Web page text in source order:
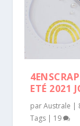
ETÉ 2021
parAustrale |
Tags | 19